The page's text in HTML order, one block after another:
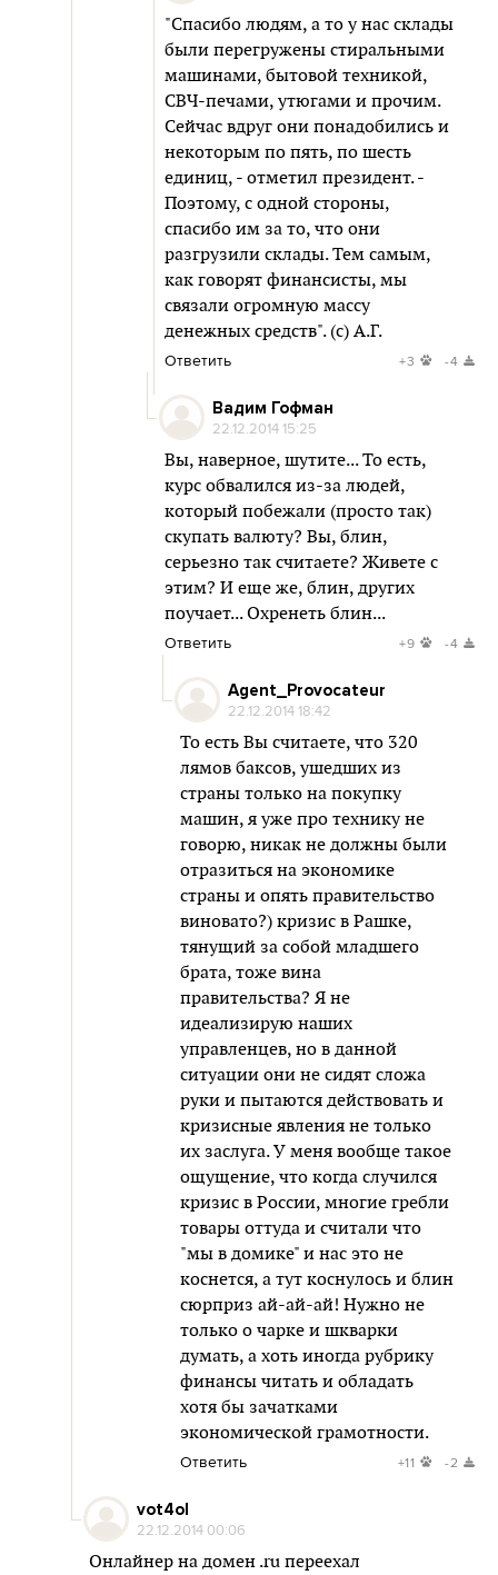
"Спасибо людям, а то у нас склады
были перегружены стиральными
машинами, бытовой техникой,
СВЧ-печами, утюгами и прочим.
Сейчас вдруг они понадобились и
некоторым по пять, по шесть
единиц, - отметил президент. -
Поэтому, с одной стороны,
спасибо им за то, что они
разгрузили склады. Тем самым,
как говорят финансисты, мы
связали огромную массу
денежных средств". (с) А.Г.
Ответить +3 -4
Вадим Гофман
22.12.2014 15:25
Вы, наверное, шутите... То есть,
курс обвалился из-за людей,
который побежали (просто так)
скупать валюту? Вы, блин,
серьезно так считаете? Живете с
этим? И еще же, блин, других
поучает... Охренеть блин...
Ответить +9 -4
Agent_Provocateur
22.12.2014 18:42
То есть Вы считаете, что 320
лямов баксов, ушедших из
страны только на покупку
машин, я уже про технику не
говорю, никак не должны были
отразиться на экономике
страны и опять правительство
виновато?) кризис в Рашке,
тянущий за собой младшего
брата, тоже вина
правительства? Я не
идеализирую наших
управленцев, но в данной
ситуации они не сидят сложа
руки и пытаются действовать и
кризисные явления не только
их заслуга. У меня вообще такое
ощущение, что когда случился
кризис в России, многие гребли
товары оттуда и считали что
"мы в домике" и нас это не
коснется, а тут коснулось и блин
сюрприз ай-ай-ай! Нужно не
только о чарке и шкварки
думать, а хоть иногда рубрику
финансы читать и обладать
хотя бы зачатками
экономической грамотности.
Ответить +11 -2
vot4ol
22.12.2014 00:06
Онлайнер на домен .ru переехал